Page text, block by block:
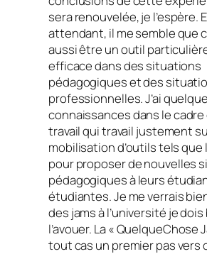
sera renouvelée, je l’espère.
attendant, il me semble que
aussi être un outil
efficace dans des situations
pédagogiques et des
professionnelles. J’ai
connaissances dans le cadre
travail qui travail justement
mobilisation d’outils tels que
pour proposer de nouvelles
pédagogiques à leurs
étudiantes. Je me verrais
des jamsà l’université je dois
l’avouer. La « QuelqueChose
tout cas un premier pas vers